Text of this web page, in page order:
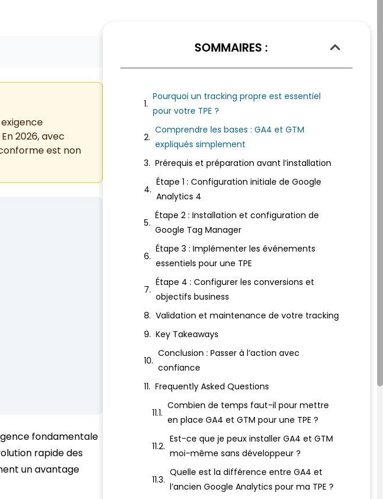
2026, avec
est non
fondamentale
rapide des
un avantage
SOMMAIRES :
Pourquoi un tracking propre est essentiel
pour votre TPE ?
Comprendre les bases : GA4 et GTM
expliqués simplement
Prérequis et préparation avant l’installation
Étape 1 : Configuration initiale de Google
Analytics 4
Étape 2 : Installation et configuration de
Google Tag Manager
Étape 3 : Implémenter les événements
essentiels pour une TPE
Étape 4 : Configurer les conversions et
objectifs business
Validation et maintenance de votre tracking
Key Takeaways
Conclusion : Passer à l’action avec
confiance
Frequently Asked Questions
Combien de temps faut-il pour mettre
en place GA4 et GTM pour une TPE ?
Est-ce que je peux installer GA4 et GTM
moi-même sans développeur ?
Quelle est la différence entre GA4 et
l’ancien Google Analytics pour ma TPE ?